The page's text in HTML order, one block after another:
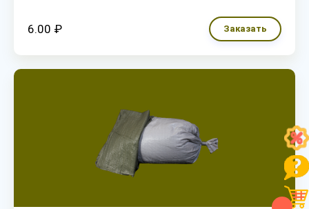
6.00 ₽ Заказать